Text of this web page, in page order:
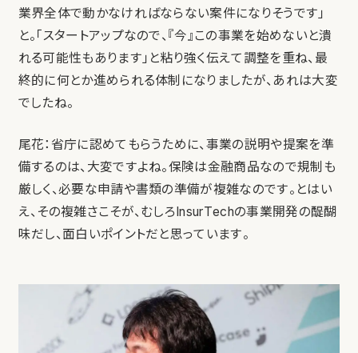
業界全体で動かなければならない案件になりそうです」
と。「スタートアップなので、『今』この事業を始めないと潰
れる可能性もあります」と粘り強く伝えて調整を重ね、最
終的に何とか進められる体制になりましたが、あれは大変
でしたね。
尾花：省庁に認めてもらうために、事業の説明や提案を準
備するのは、大変ですよね。保険は金融商品なので規制も
厳しく、必要な申請や書類の準備が複雑なのです。とはい
え、その複雑さこそが、むしろInsurTechの事業開発の醍醐
味だし、面白いポイントだと思っています。